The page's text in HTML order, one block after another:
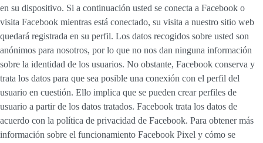
en su dispositivo. Si a continuación usted se conecta a Facebook o
visita Facebook mientras está conectado, su visita a nuestro sitio web
quedará registrada en su perfil. Los datos recogidos sobre usted son
anónimos para nosotros, por lo que no nos dan ninguna información
sobre la identidad de los usuarios. No obstante, Facebook conserva y
trata los datos para que sea posible una conexión con el perfil del
usuario en cuestión. Ello implica que se pueden crear perfiles de
usuario a partir de los datos tratados. Facebook trata los datos de
acuerdo con la política de privacidad de Facebook. Para obtener más
información sobre el funcionamiento Facebook Pixel y cómo se